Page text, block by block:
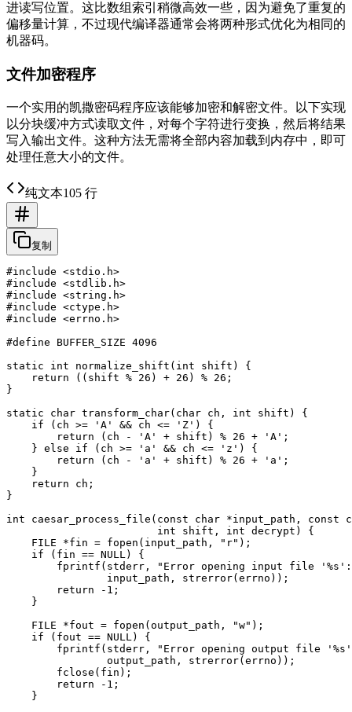
进读写位置。这比数组索引稍微高效一些，因为避免了重复的
偏移量计算，不过现代编译器通常会将两种形式优化为相同的
机器码。
文件加密程序
一个实用的凯撒密码程序应该能够加密和解密文件。以下实现
以分块缓冲方式读取文件，对每个字符进行变换，然后将结果
写入输出文件。这种方法无需将全部内容加载到内存中，即可
处理任意大小的文件。
纯文本105 行
复制
#include <stdio.h>
#include <stdlib.h>
#include <string.h>
#include <ctype.h>
#include <errno.h>
#define BUFFER_SIZE 4096
static int normalize_shift(int shift) {
    return ((shift % 26) + 26) % 26;
}
static char transform_char(char ch, int shift) {
    if (ch >= 'A' && ch <= 'Z') {
        return (ch - 'A' + shift) % 26 + 'A';
    } else if (ch >= 'a' && ch <= 'z') {
        return (ch - 'a' + shift) % 26 + 'a';
    }
    return ch;
}
int caesar_process_file(const char *input_path, const
                        int shift, int decrypt) {
    FILE *fin = fopen(input_path, "r");
    if (fin == NULL) {
fprintf(stderr, "Error opening input file
                input_path, strerror(errno));
        return -1;
    }
    FILE *fout = fopen(output_path, "w");
    if (fout == NULL) {
fprintf(stderr, "Error opening output file
                output_path, strerror(errno));
        fclose(fin);
        return -1;
    }